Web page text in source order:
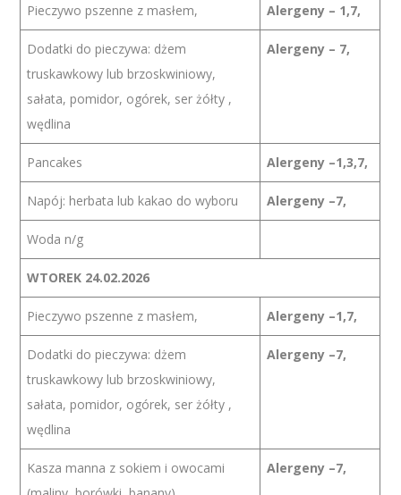
Pieczywo pszenne z masłem, Alergeny – 1,7,
Dodatki do pieczywa: dżem
truskawkowy lub brzoskwiniowy,
sałata, pomidor, ogórek, ser żółty ,
wędlina
Alergeny – 7,
Pancakes Alergeny –1,3,7,
Napój: herbata lub kakao do wyboru Alergeny –7,
Woda n/g
WTOREK 24.02.2026
Pieczywo pszenne z masłem, Alergeny –1,7,
Dodatki do pieczywa: dżem
truskawkowy lub brzoskwiniowy,
sałata, pomidor, ogórek, ser żółty ,
wędlina
Alergeny –7,
Kasza manna z sokiem i owocami
Alergeny –7,